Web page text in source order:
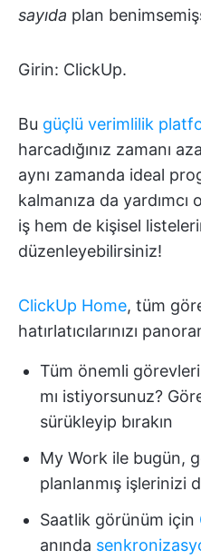
sayıda plan
Girin: ClickUp.
Bu güçlü verimlilik
harcadığınız zamanı
aynı zamanda ideal
kalmanıza da
iş hem de kişisel
düzenleyebilirsiniz!
ClickUp Home, tüm
hatırlatıcılarınızı
Tüm önemli
mı istiyorsunuz?
sürükleyip bırakın
My Work ile bugün,
planlanmış işlerinizi
Saatlik görünüm için
anında